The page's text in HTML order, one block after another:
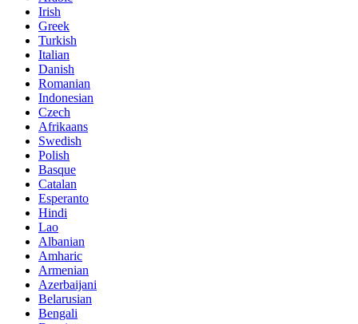
Irish
Greek
Turkish
Italian
Danish
Romanian
Indonesian
Czech
Afrikaans
Swedish
Polish
Basque
Catalan
Esperanto
Hindi
Lao
Albanian
Amharic
Armenian
Azerbaijani
Belarusian
Bengali